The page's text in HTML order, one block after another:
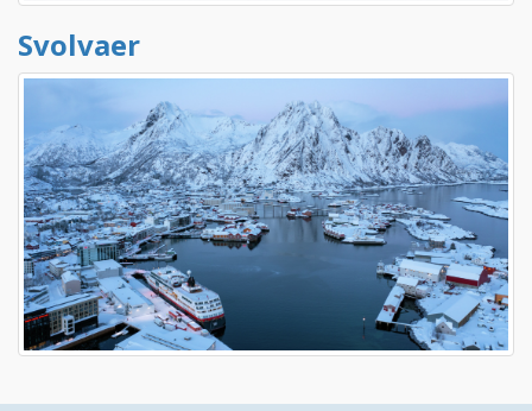
Svolvaer